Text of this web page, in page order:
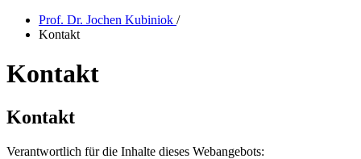
Prof. Dr. Jochen Kubiniok /
Kontakt
Kontakt
Kontakt
Verantwortlich für die Inhalte dieses Webangebots: